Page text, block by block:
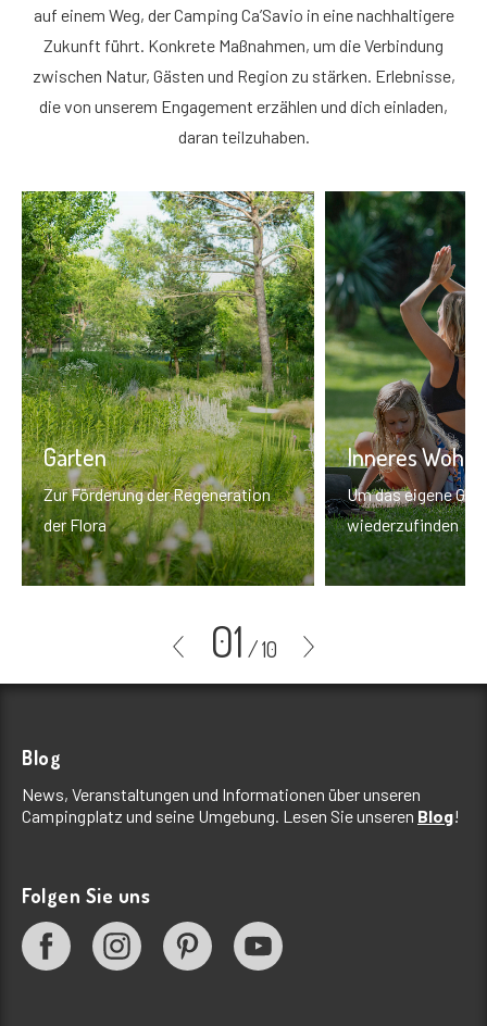
auf einem Weg, der Camping Ca’Savio in eine nachhaltigere
Zukunft führt. Konkrete Maßnahmen, um die Verbindung
zwischen Natur, Gästen und Region zu stärken. Erlebnisse,
die von unserem Engagement erzählen und dich einladen,
daran teilzuhaben.
Garten
Zur Förderung der Regeneration
der Flora
Inneres
Um das eigene
wiederzufinden
01 /10
Blog
News, Veranstaltungen und Informationen über unseren
Campingplatz und seine Umgebung. Lesen Sie unseren Blog!
Folgen Sie uns